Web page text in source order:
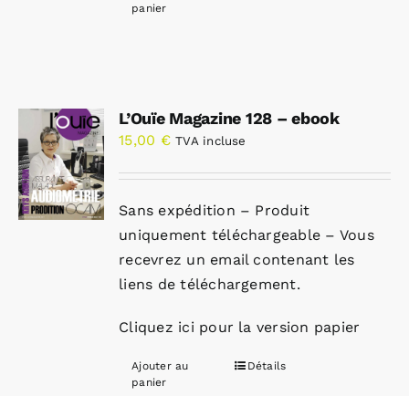
panier
L’Ouïe Magazine 128 – ebook
15,00 € TVA incluse
Sans expédition – Produit
uniquement téléchargeable – Vous
recevrez un email contenant les
liens de téléchargement.
Cliquez ici pour la version papier
Ajouter au
panier
Détails